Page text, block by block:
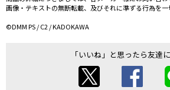
画像・テキストの無断転載、及びそれに準ずる行為を一
©DMM PS / C2 / KADOKAWA
「いいね」と思ったら友達